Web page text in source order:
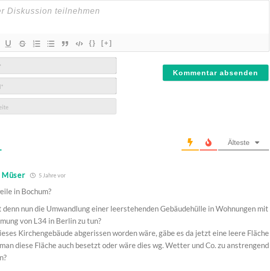
{} [+]
Älteste
Müser 5 Jahre vor
in Bochum?
denn nun die Umwandlung einer leerstehenden Gebäudehülle in Wohnungen mit
von L34 in Berlin zu tun?
Kirchengebäude abgerissen worden wäre, gäbe es da jetzt eine leere Fläche
diese Fläche auch besetzt oder wäre dies wg. Wetter und Co. zu anstrengend